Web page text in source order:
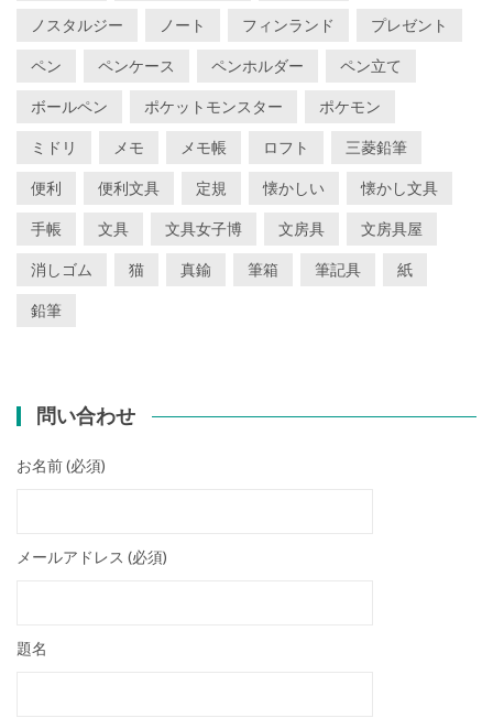
ノスタルジー ノート フィンランド プレゼント
ペン ペンケース ペンホルダー ペン立て
ボールペン ポケットモンスター ポケモン
ミドリ メモ メモ帳 ロフト 三菱鉛筆
便利 便利文具 定規 懐かしい 懐かし文具
手帳 文具 文具女子博 文房具 文房具屋
消しゴム 猫 真鍮 筆箱 筆記具 紙
鉛筆
問い合わせ
お名前 (必須)
メールアドレス (必須)
題名